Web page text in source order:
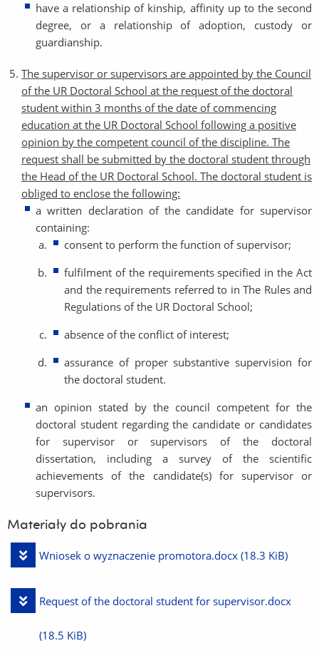
have a relationship of kinship, affinity up to the second
degree, or a relationship of adoption, custody or
guardianship.
The supervisor or supervisors are appointed by the Council
of the UR Doctoral School at the request of the doctoral
student within 3 months of the date of commencing
education at the UR Doctoral School following a positive
opinion by the competent council of the discipline. The
request shall be submitted by the doctoral student through
the Head of the UR Doctoral School. The doctoral student is
obliged to enclose the following:
a written declaration of the candidate for supervisor
containing:
consent to perform the function of supervisor;
fulfilment of the requirements specified in the Act
and the requirements referred to in The Rules and
Regulations of the UR Doctoral School;
absence of the conflict of interest;
assurance of proper substantive supervision for
the doctoral student.
an opinion stated by the council competent for the
doctoral student regarding the candidate or candidates
for supervisor or supervisors of the doctoral
dissertation, including a survey of the scientific
achievements of the candidate(s) for supervisor or
supervisors.
Materiały do pobrania
Pobierz
Wniosek o wyznaczenie promotora.docx (18.3 KiB)
Pobierz
plik
Request of the doctoral student for supervisor.docx
(18.5 KiB)